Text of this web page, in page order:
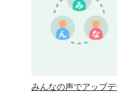
みんなの声でアップ